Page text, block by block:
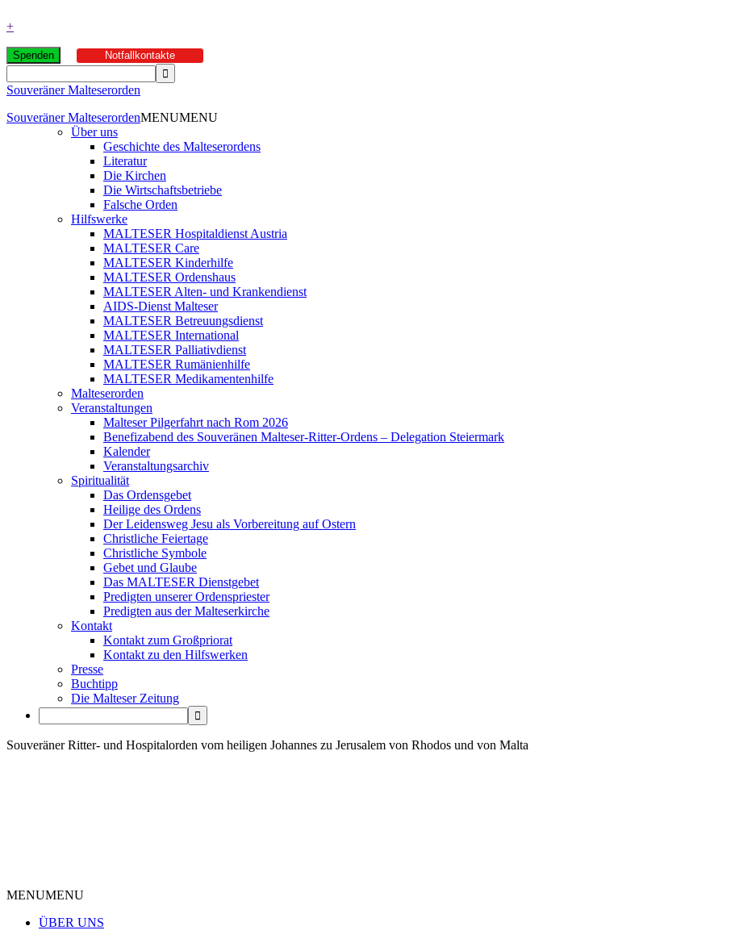
+
Spenden Notfallkontakte
Souveräner Malteserorden
Souveräner MalteserordenMENUMENU
Über uns
Geschichte des Malteserordens
Literatur
Die Kirchen
Die Wirtschaftsbetriebe
Falsche Orden
Hilfswerke
MALTESER Hospitaldienst Austria
MALTESER Care
MALTESER Kinderhilfe
MALTESER Ordenshaus
MALTESER Alten- und Krankendienst
AIDS-Dienst Malteser
MALTESER Betreuungsdienst
MALTESER International
MALTESER Palliativdienst
MALTESER Rumänienhilfe
MALTESER Medikamentenhilfe
Malteserorden
Veranstaltungen
Malteser Pilgerfahrt nach Rom 2026
Benefizabend des Souveränen Malteser-Ritter-Ordens – Delegation Steiermark
Kalender
Veranstaltungsarchiv
Spiritualität
Das Ordensgebet
Heilige des Ordens
Der Leidensweg Jesu als Vorbereitung auf Ostern
Christliche Feiertage
Christliche Symbole
Gebet und Glaube
Das MALTESER Dienstgebet
Predigten unserer Ordenspriester
Predigten aus der Malteserkirche
Kontakt
Kontakt zum Großpriorat
Kontakt zu den Hilfswerken
Presse
Buchtipp
Die Malteser Zeitung
Souveräner Ritter- und Hospitalorden vom heiligen Johannes zu Jerusalem von Rhodos und von Malta
MENUMENU
ÜBER UNS